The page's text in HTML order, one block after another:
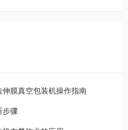
膜真空包装机操作指南
步骤